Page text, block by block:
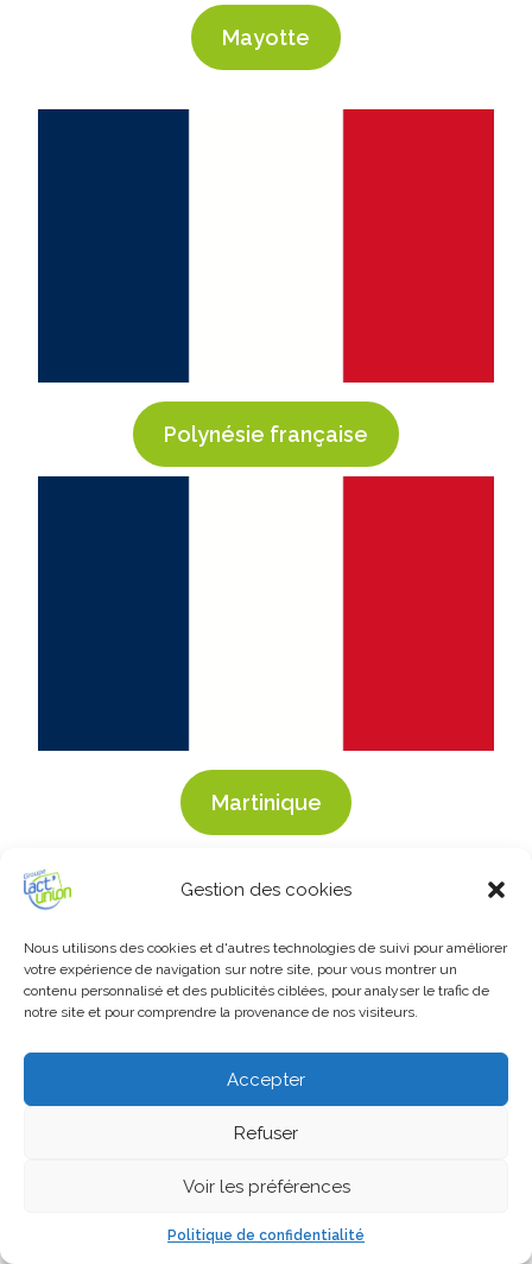
Gestion des cookies
Nous utilisons des cookies et d'autres technologies de suivi pour améliorer
votre expérience de navigation sur notre site, pour vous montrer un
contenu personnalisé et des publicités ciblées, pour analyser le trafic de
notre site et pour comprendre la provenance de nos visiteurs.
Accepter
Refuser
Voir les préférences
Politique de confidentialité
Mayotte
Polynésie française
Martinique
Terres australes et antarctiques
françaises